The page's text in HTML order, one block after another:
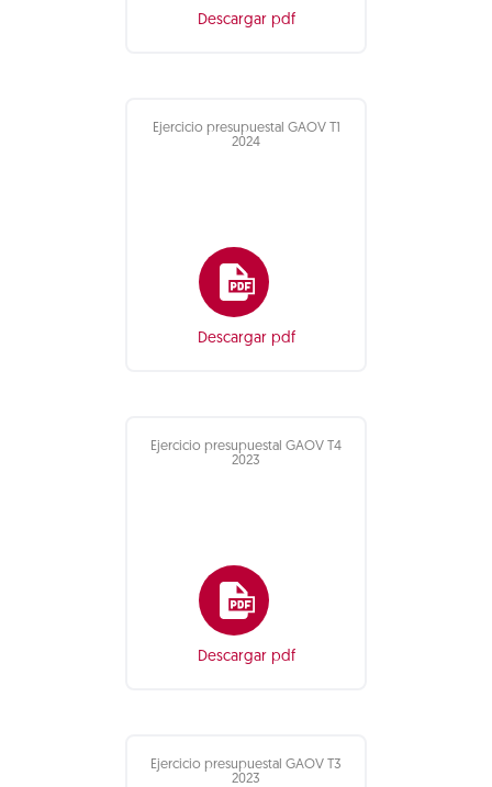
Descargar pdf
Ejercicio presupuestal GAOV T1
2024
Descargar pdf
Ejercicio presupuestal GAOV T4
2023
Descargar pdf
Ejercicio presupuestal GAOV T3
2023